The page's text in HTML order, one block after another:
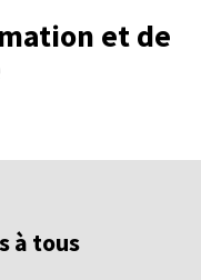
et de
à tous